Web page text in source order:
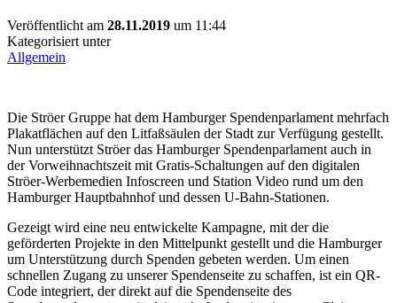
Veröffentlicht am 28.11.2019 um 11:44
Kategorisiert unter
Allgemein
Die Ströer Gruppe hat dem Hamburger Spendenparlament mehrfach
Plakatflächen auf den Litfaßsäulen der Stadt zur Verfügung gestellt.
Nun unterstützt Ströer das Hamburger Spendenparlament auch in
der Vorweihnachtszeit mit Gratis-Schaltungen auf den digitalen
Ströer-Werbemedien Infoscreen und Station Video rund um den
Hamburger Hauptbahnhof und dessen U-Bahn-Stationen.
Gezeigt wird eine neu entwickelte Kampagne, mit der die
geförderten Projekte in den Mittelpunkt gestellt und die Hamburger
um Unterstützung durch Spenden gebeten werden. Um einen
schnellen Zugang zu unserer Spendenseite zu schaffen, ist ein QR-
Code integriert, der direkt auf die Spendenseite des